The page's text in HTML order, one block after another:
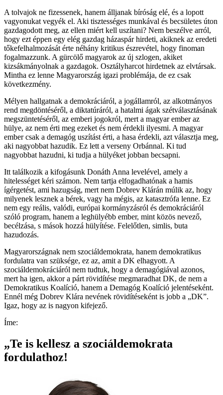
A tolvajok ne fizessenek, hanem álljanak bíróság elé, és a lopott
vagyonukat vegyék el. Aki tisztességes munkával és becsületes úton
gazdagodott meg, az ellen miért kell uszítani? Nem beszélve arról,
hogy ezt éppen egy elég gazdag házaspár hirdeti, akiknek az eredeti
tőkefelhalmozását érte néhány kritikus észrevétel, hogy finoman
fogalmazzunk. A gürcölő magyarok az új szlogen, akiket
kizsákmányolnak a gazdagok. Osztályharcot hirdetnek az elvtársak.
Mintha ez lenne Magyarország igazi problémája, de ez csak
következmény.
Mélyen hallgatnak a demokráciáról, a jogállamról, az alkotmányos
rend megdöntéséről, a diktatúráról, a hatalmi ágak szétválasztásának
megszüntetéséről, az emberi jogokról, mert a magyar ember az
hülye, az nem érti meg ezeket és nem érdekli ilyesmi. A magyar
ember csak a demagóg uszítást érti, a hasa érdekli, azt választja meg,
aki nagyobbat hazudik. Ez lett a verseny Orbánnal. Ki tud
nagyobbat hazudni, ki tudja a hülyéket jobban becsapni.
Itt találkozik a kifogásunk Donáth Anna levelével, amely a
hitelességet kéri számon. Nem tartja elfogadhatónak a hamis
ígérgetést, ami hazugság, mert nem Dobrev Klárán múlik az, hogy
milyenek lesznek a bérek, vagy ha mégis, az katasztrófa lenne. Ez
nem egy reális, valódi, európai kormányzásról és demokráciáról
szóló program, hanem a leghülyébb ember, mint közös nevező,
becélzása, s mások hozzá hülyítése. Felelőtlen, simlis, buta
hazudozás.
Magyarországnak nem szociáldemokrata, hanem demokratikus
fordulatra van szüksége, ez az, amit a DK elhagyott. A
szociáldemokráciáról nem tudtuk, hogy a demagógiával azonos,
mert ha igen, akkor a párt rövidítése megmaradhat DK, de nem a
Demokratikus Koalíció, hanem a Demagóg Koalíció jelentéseként.
Ennél még Dobrev Klára nevének rövidítéseként is jobb a „DK”.
Igaz, hogy az is nagyon kifejező.
Íme:
„Te is kellesz a szociáldemokrata
fordulathoz!